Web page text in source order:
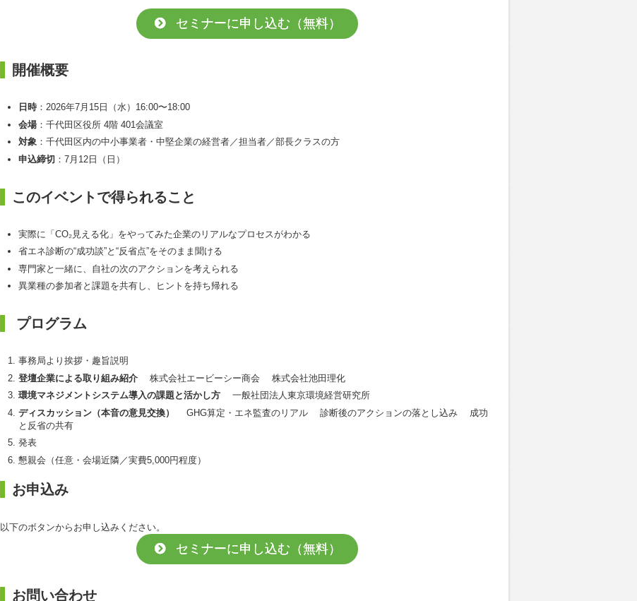
セミナーに申し込む（無料）
開催概要
日時 ：2026年7月15日（水）16:00〜18:00
会場：千代田区役所 4階 401会議室
対象 ：千代田区内の中小事業者・中堅企業の経営者／担当者／部長クラスの方
申込締切 ：7月12日（日）
このイベントで得られること
実際に「CO₂見える化」をやってみた企業のリアルなプロセスがわかる
省エネ診断の“成功談”と“反省点”をそのまま聞ける
専門家と一緒に、自社の次のアクションを考えられる
異業種の参加者と課題を共有し、ヒントを持ち帰れる
プログラム
事務局より挨拶・趣旨説明
登壇企業による取り組み紹介 株式会社エービーシー商会 株式会社池田理化
環境マネジメントシステム導入の課題と活かし方 一般社団法人東京環境経営研究所
ディスカッション（本音の意見交換）
GHG算定・エネ監査のリアル 診断後のアクションの落とし込み 成功
と反省の共有
発表
懇親会（任意・会場近隣／実費5,000円程度）
お申込み
以下のボタンからお申し込みください。
セミナーに申し込む（無料）
お問い合わせ